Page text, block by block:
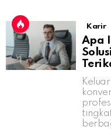
Karir
Apa